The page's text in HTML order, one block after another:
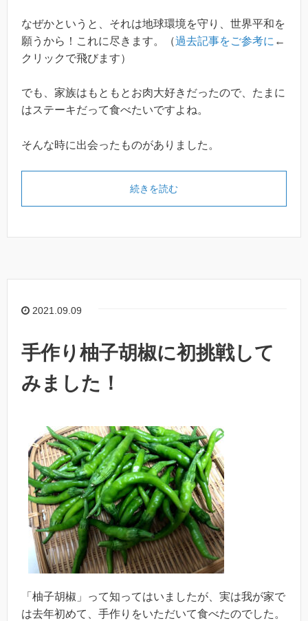
なぜかというと、それは地球環境を守り、世界平和を
願うから！これに尽きます。（過去記事をご参考に ←
クリックで飛びます）
でも、家族はもともとお肉大好きだったので、たまに
はステーキだって食べたいですよね。
そんな時に出会ったものがありました。
続きを読む
2021.09.09
手作り柚子胡椒に初挑戦して
みました！
「柚子胡椒」って知ってはいましたが、実は我が家で
は去年初めて、手作りをいただいて食べたのでした。